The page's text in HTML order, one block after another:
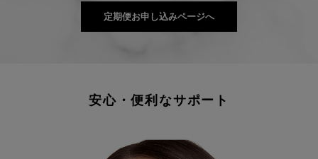
定期便お申し込みページへ
安心・便利なサポート